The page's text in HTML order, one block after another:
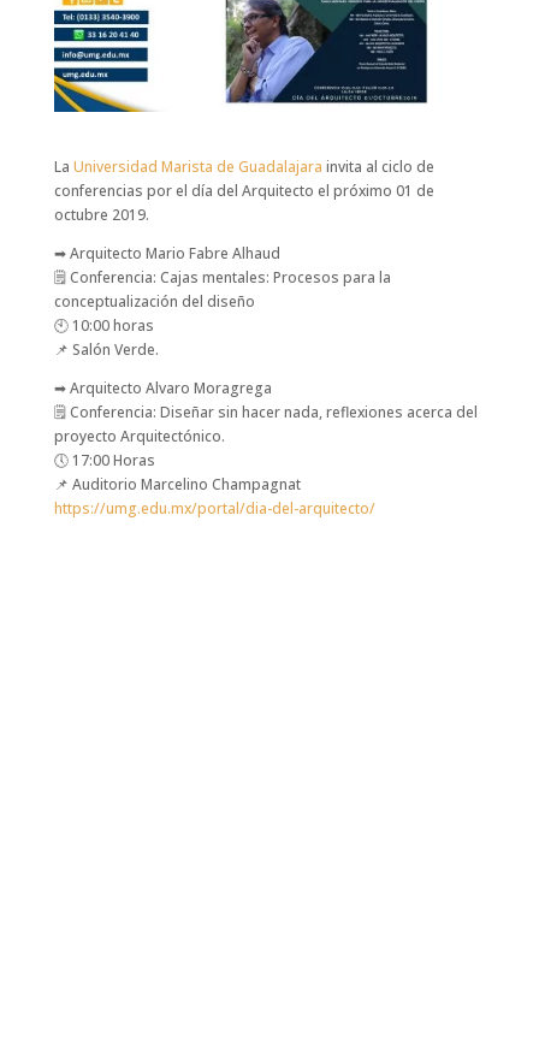
La Universidad Marista de Guadalajara invita al ciclo de
conferencias por el día del Arquitecto el próximo 01 de
octubre 2019.
➡Arquitecto Mario Fabre Alhaud
🗒Conferencia: Cajas mentales: Procesos para la
conceptualización del diseño
🕙10:00 horas
📌 Salón Verde.
➡Arquitecto Alvaro Moragrega
🗒Conferencia: Diseñar sin hacer nada, reflexiones acerca del
proyecto Arquitectónico.
🕔17:00 Horas
📌 Auditorio Marcelino Champagnat
https://umg.edu.mx/portal/dia-del-arquitecto/